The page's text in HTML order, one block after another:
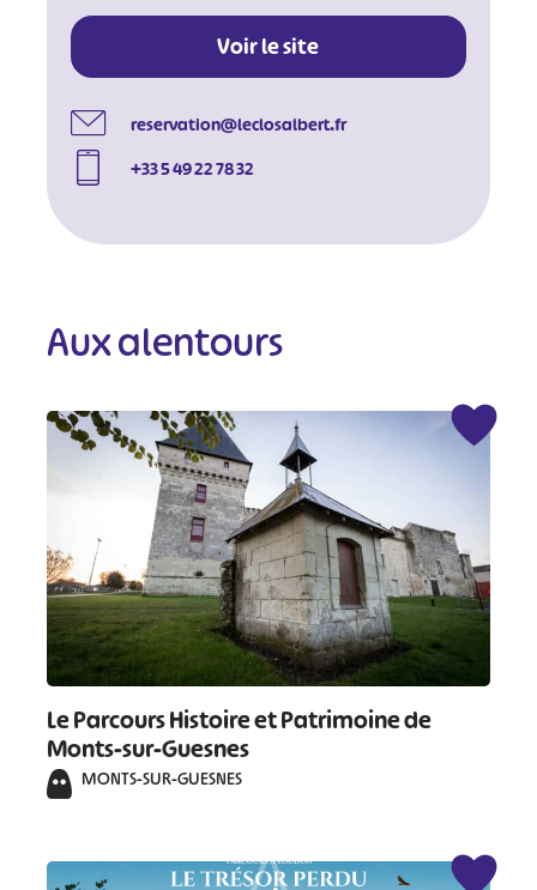
Voir le site
reservation@leclosalbert.fr
+33 5 49 22 78 32
Aux alentours
Le Parcours Histoire et Patrimoine de
Monts-sur-Guesnes
MONTS-SUR-GUESNES